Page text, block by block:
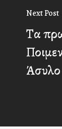
Next Post
Τα
Άσυλο